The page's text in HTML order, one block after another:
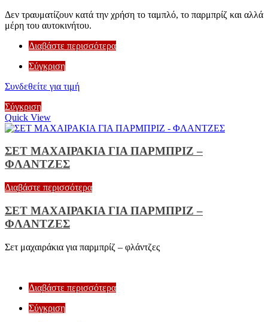
Δεν τραυματίζουν κατά την χρήση το ταμπλό, το παρμπρίζ και αλλά
μέρη του αυτοκινήτου.
Διαβάστε περισσότερα
Σύγκριση
Συνδεθείτε για τιμή
Σύγκριση
Quick View
ΣΕΤ ΜΑΧΑΙΡΑΚΙΑ ΓΙΑ ΠΑΡΜΠΡΙΖ –
ΦΛΑΝΤΖΕΣ
Διαβάστε περισσότερα
ΣΕΤ ΜΑΧΑΙΡΑΚΙΑ ΓΙΑ ΠΑΡΜΠΡΙΖ –
ΦΛΑΝΤΖΕΣ
Σετ μαχαιράκια για παρμπρίζ – φλάντζες
Διαβάστε περισσότερα
Σύγκριση